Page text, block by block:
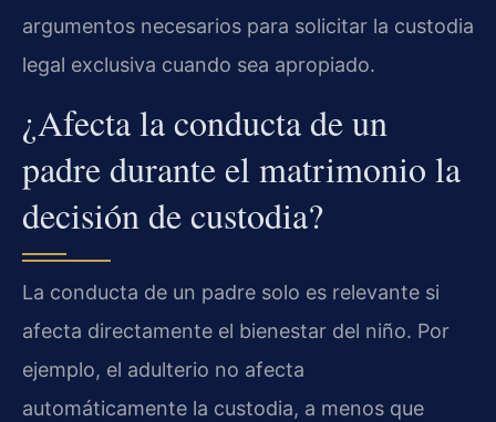
argumentos necesarios para solicitar la custodia
legal exclusiva cuando sea apropiado.
¿Afecta la conducta de un
padre durante el matrimonio la
decisión de custodia?
La conducta de un padre solo es relevante si
afecta directamente el bienestar del niño. Por
ejemplo, el adulterio no afecta
automáticamente la custodia, a menos que